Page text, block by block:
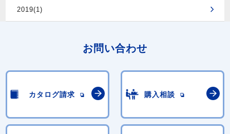
2019(1)
お問い合わせ
カタログ請求 購入相談